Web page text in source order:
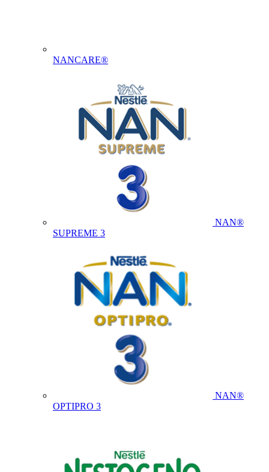
NANCARE®
NAN®
SUPREME 3
NAN®
OPTIPRO 3